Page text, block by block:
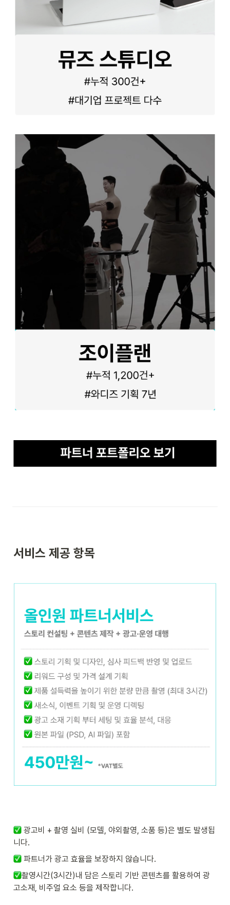
서비스 제공 항목
광고비 + 촬영 실비 (모델, 야외촬영, 소품 등)은 별도 발생됩
니다.
파트너가 광고 효율을 보장하지 않습니다.
촬영시간(3시간)내 담은 스토리 기반 콘텐츠를 활용하여 광
고소재, 비주얼 요소 등을 제작합니다.